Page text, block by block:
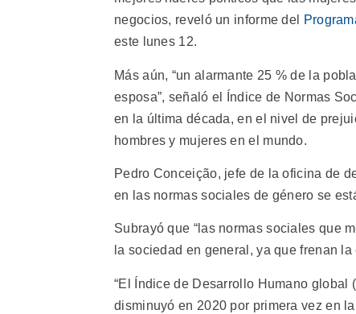
negocios, reveló un informe del
este lunes 12.
Más aún, “un alarmante 25 % de la
esposa”, señaló el Índice de Normas
en la última década, en el nivel de
hombres y mujeres en el mundo.
Pedro Conceição, jefe de la oficina de
en las normas sociales de género se
Subrayó que “las normas sociales que
la sociedad en general, ya que frenan
“El Índice de Desarrollo Humano
disminuyó en 2020 por primera vez en